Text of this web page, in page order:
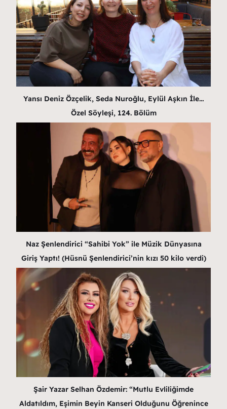
Yansı Deniz Özçelik, Seda Nuroğlu, Eylül Aşkın İle…
Özel Söyleşi, 124. Bölüm
Naz Şenlendirici “Sahibi Yok” ile Müzik Dünyasına
Giriş Yaptı! (Hüsnü Şenlendirici’nin kızı 50 kilo verdi)
Şair Yazar Selhan Özdemir: “Mutlu Evliliğimde
Aldatıldım, Eşimin Beyin Kanseri Olduğunu Öğrenince